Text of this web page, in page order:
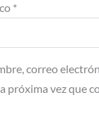
*
correo
próxima vez que